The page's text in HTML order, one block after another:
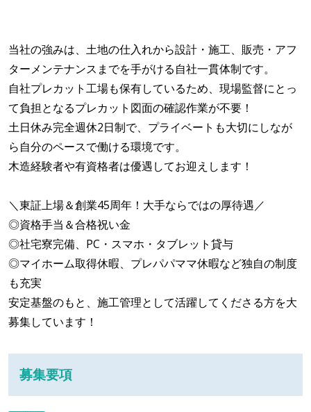
当社の強みは、土地の仕入れから設計・施工、販売・アフ
ターメンテナンスまでを手がける自社一貫体制です。
自社プレカット工場も保有しているため、現場監督にとっ
て負担となるプレカット図面の確認作業が不要！
土日休み完全週休2日制で、プライベートも大切にしなが
ら自分のペースで働ける環境です。
木造経験者や有資格者は優遇してお迎えします！
＼東証上場＆創業45周年！大手ならではの厚待遇／
◎資格手当＆合格祝い金
◎社宅寮完備、PC・スマホ・タブレット貸与
◎マイホーム取得休暇、プレパパママ休暇など独自の制度
も充実
安定基盤のもと、施工管理として活躍してくださる方を大
募集しています！
募集要項